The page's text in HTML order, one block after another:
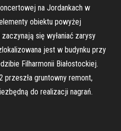
na Jordankach w
obiektu powyżej
się wyłaniać zarysy
jest w budynku przy
Filharmonii Białostockiej.
przeszła gruntowny remont,
do realizacji nagrań.